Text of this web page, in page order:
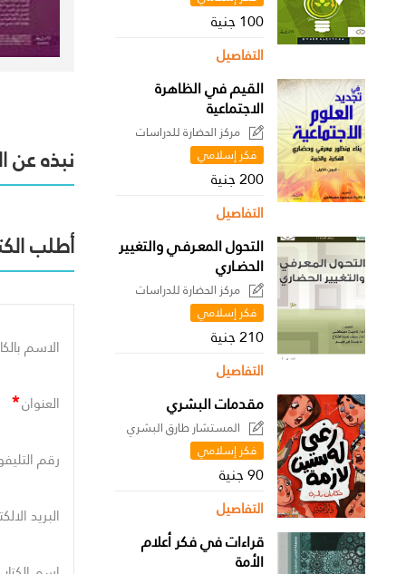
100 جنية
التفاصيل
القيم في الظاهرة
الاجتماعية
مركز الحضارة للدراسات
السياسية
فكر إسلامي
200 جنية
التفاصيل
التحول المعـرفـي والتغيير
الحضـاري
مركز الحضارة للدراسات
السياسية
فكر إسلامي
210 جنية
التفاصيل
مقدمات البشري
المستشار طارق البشري
فكر إسلامي
90 جنية
التفاصيل
قراءات في فكر أعلام
الأمة
نبذه عن
أطلب
الاسم
العنوان*
رقم
البريد